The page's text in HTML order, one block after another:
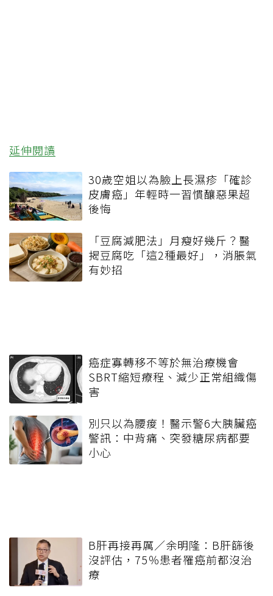
延伸閱讀
30歲空姐以為臉上長濕疹「確診
皮膚癌」年輕時一習慣釀惡果超
後悔
「豆腐減肥法」月瘦好幾斤？醫
揭豆腐吃「這2種最好」，消脹氣
有妙招
癌症寡轉移不等於無治療機會
SBRT縮短療程、減少正常組織傷
害
別只以為腰痠！醫示警6大胰臟癌
警訊：中背痛、突發糖尿病都要
小心
B肝再接再厲／余明隆：B肝篩後
沒評估，75％患者罹癌前都沒治
療